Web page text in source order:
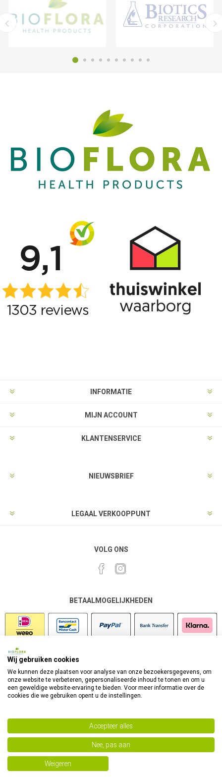
INFORMATIE
MIJN ACCOUNT
KLANTENSERVICE
NIEUWSBRIEF
LEGAAL VERKOOPPUNT
VOLG ONS
BETAALMOGELIJKHEDEN
Powered bynopCommerce
Copyright 2026 Bioflora Health Products. Alle rechten
Wij gebruiken cookies
We kunnen deze plaatsen voor analyse van onze bezoekersgegevens, om
onze website te verbeteren, gepersonaliseerde inhoud te tonen en om u
een geweldige website-ervaring te bieden. Voor meer informatie over de
cookies die we gebruiken opent u de instellingen.
Accepteer alles
Nee, pas aan
Weigeren